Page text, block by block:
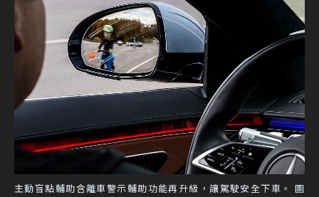
主動盲點輔助含離車警示輔助功能再升級，讓駕駛安全下車。 圖